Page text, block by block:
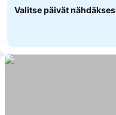
Valitse päivät